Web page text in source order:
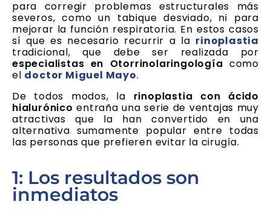
para corregir problemas estructurales más
severos, como un tabique desviado, ni para
mejorar la función respiratoria. En estos casos
sí que es necesario recurrir a la rinoplastia
tradicional, que debe ser realizada por
especialistas en Otorrinolaringología como
el doctor Miguel Mayo.
De todos modos, la rinoplastia con ácido
hialurónico entraña una serie de ventajas muy
atractivas que la han convertido en una
alternativa sumamente popular entre todas
las personas que prefieren evitar la cirugía.
1: Los resultados son
inmediatos